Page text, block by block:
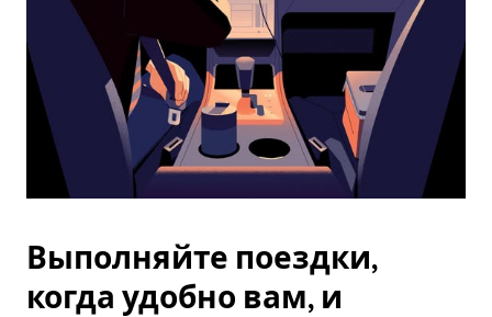
Выполняйте поездки,
когда удобно вам, и